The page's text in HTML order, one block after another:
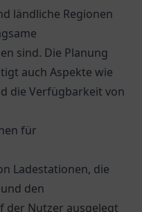
ländliche Regionen
sind. Die Planung
auch Aspekte wie
die Verfügbarkeit von
für
Ladestationen, die
den
der Nutzer ausgelegt